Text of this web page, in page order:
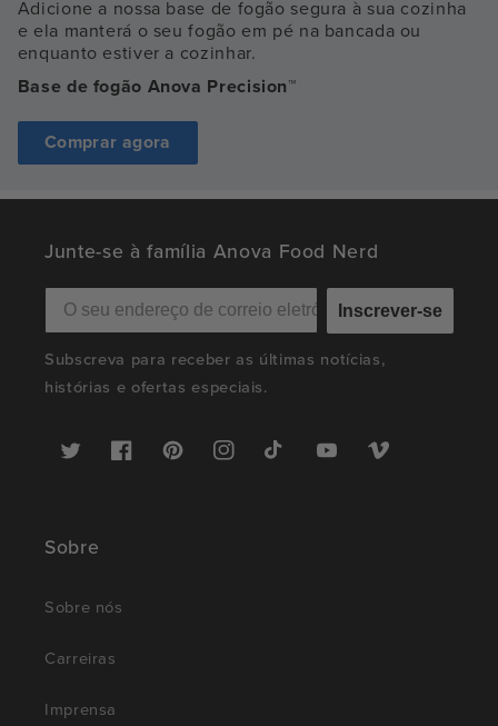
Adicione a nossa base de fogão segura à sua cozinha
e ela manterá o seu fogão em pé na bancada ou
enquanto estiver a cozinhar.
Base de fogão Anova Precision™
Comprar agora
Junte-se à família Anova Food Nerd
Inscrever-se
Subscreva para receber as últimas notícias,
histórias e ofertas especiais.
Twitter FacebookPinterestInstagramTikTok YouTubeVimeo
Sobre
Sobre nós
Carreiras
Imprensa